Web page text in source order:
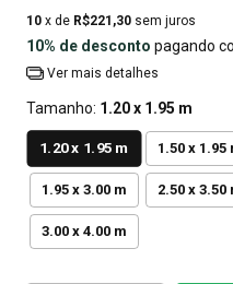
10 x de R$221,30 sem juros
10% de desconto pagando
Ver mais detalhes
Tamanho: 1.20 x 1.95 m
1.20 x 1.95 m 1.50 x 1.95
1.95 x 3.00 m 2.50 x 3.50
3.00 x 4.00 m